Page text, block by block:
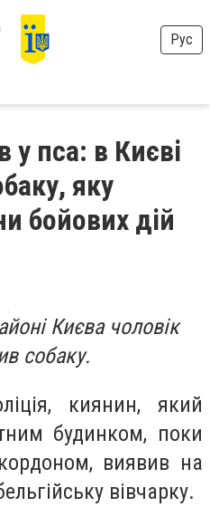
Рус
у пса: в Києві
яку
бойових дій
Києва чоловік
собаку.
киянин, який
будинком, поки
виявив на
вівчарку.